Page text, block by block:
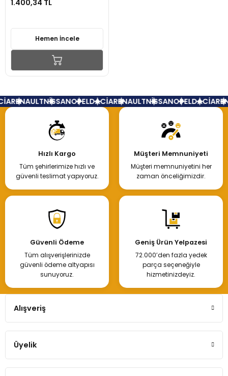
1.400,34 TL
Hemen İncele
RENAULTNİSSANOPELDACİARENAULTNİSSANOPELDACİA
Hızlı Kargo
Tüm şehirlerimize hızlı ve
güvenli teslimat yapıyoruz.
Müşteri Memnuniyeti
Müşteri memnuniyetini her
zaman önceliğimizdir.
Güvenli Ödeme
Tüm alışverişlerinizde
güvenli ödeme altyapısı
sunuyoruz.
Geniş Ürün Yelpazesi
72.000’den fazla yedek
parça seçeneğiyle
hizmetinizdeyiz.
Alışveriş
Üyelik